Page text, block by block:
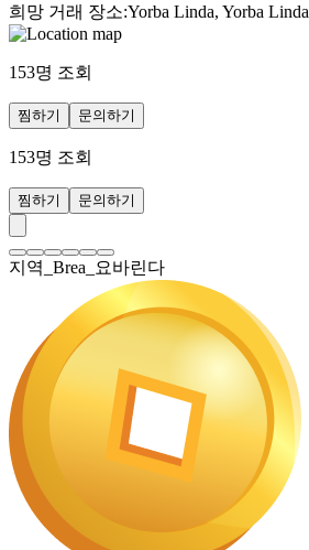
희망 거래 장소:Yorba Linda, Yorba Linda
153명 조회
찜하기 문의하기
153명 조회
찜하기 문의하기
지역_Brea_요바린다